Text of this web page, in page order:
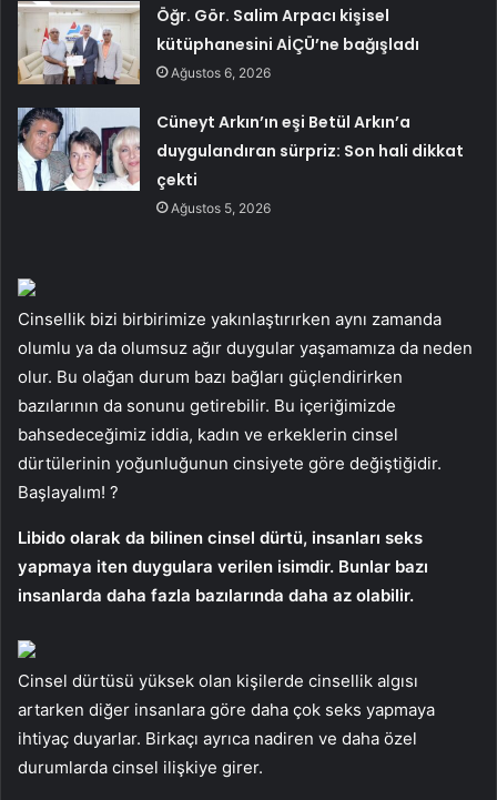
Öğr. Gör. Salim Arpacı kişisel
kütüphanesini AİÇÜ’ne bağışladı
Ağustos 6, 2026
Cüneyt Arkın’ın eşi Betül Arkın’a
duygulandıran sürpriz: Son hali dikkat
çekti
Ağustos 5, 2026
Cinsellik bizi birbirimize yakınlaştırırken aynı zamanda
olumlu ya da olumsuz ağır duygular yaşamamıza da neden
olur. Bu olağan durum bazı bağları güçlendirirken
bazılarının da sonunu getirebilir. Bu içeriğimizde
bahsedeceğimiz iddia, kadın ve erkeklerin cinsel
dürtülerinin yoğunluğunun cinsiyete göre değiştiğidir.
Başlayalım! ?
Libido olarak da bilinen cinsel dürtü, insanları seks
yapmaya iten duygulara verilen isimdir. Bunlar bazı
insanlarda daha fazla bazılarında daha az olabilir.
Cinsel dürtüsü yüksek olan kişilerde cinsellik algısı
artarken diğer insanlara göre daha çok seks yapmaya
ihtiyaç duyarlar. Birkaçı ayrıca nadiren ve daha özel
durumlarda cinsel ilişkiye girer.